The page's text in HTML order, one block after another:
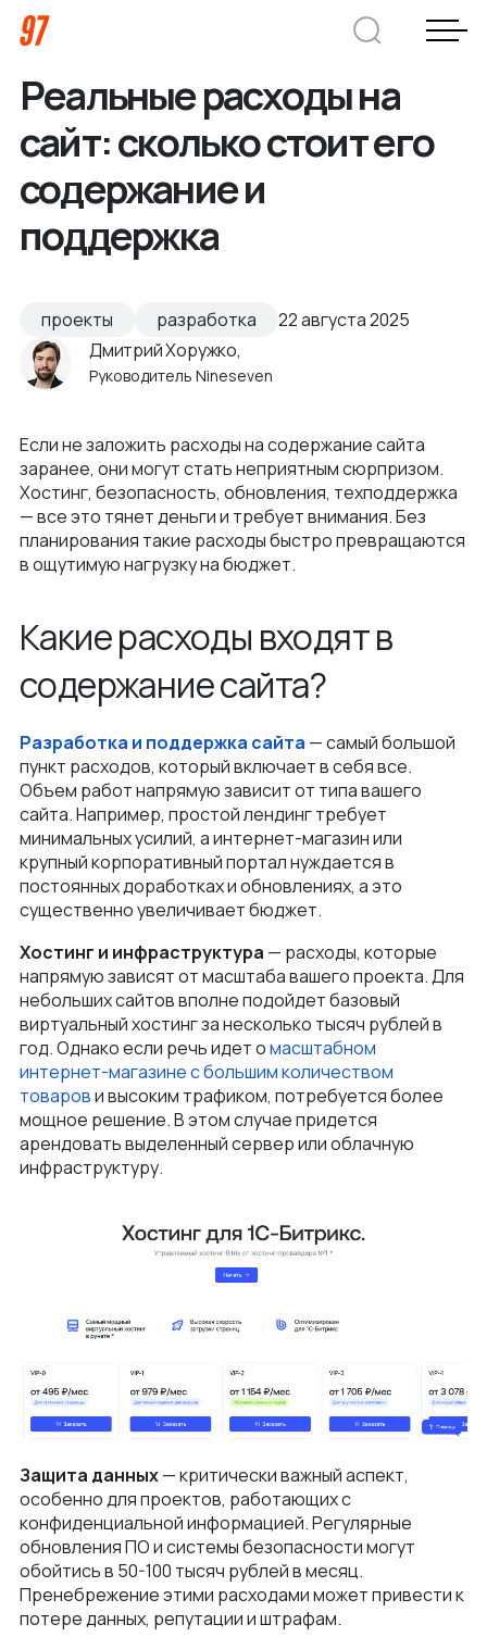
Дмитрий Хоружко
CEO Nineseven
Оставить заявку
Кейсы
Компания
Преимущества
Как мы ведем проекты
Новости
Отзывы
Контакты
Заказная веб-разработка
Интеграции и омниканальность
Интеграция в вашу команду
Платформа e-commerce на Laravel
Разработка на 1С‑Битрикс
Разработка конфигураторов
Интернет-магазин для селлеров WB и Ozon
Отрасли
Автодилеры
Финансы
Телеком
Блог
+375 (29) 32-78-146
info@nineseven.ru
Москва, 2-я Тверская-Ямская 18, помещ.
7/2
Реальные расходы на
сайт: сколько стоит его
содержание и
поддержка
проекты разработка
22 августа 2025
Дмитрий Хоружко,
Руководитель Nineseven
Если не заложить расходы на содержание сайта
заранее, они могут стать неприятным сюрпризом.
Хостинг, безопасность, обновления, техподдержка
— все это тянет деньги и требует внимания. Без
планирования такие расходы быстро превращаются
в ощутимую нагрузку на бюджет.
Какие расходы входят в
содержание сайта?
Разработка и поддержка сайта — самый большой
пункт расходов, который включает в себя все.
Объем работ напрямую зависит от типа вашего
сайта. Например, простой лендинг требует
минимальных усилий, а интернет-магазин или
крупный корпоративный портал нуждается в
постоянных доработках и обновлениях, а это
существенно увеличивает бюджет.
Хостинг и инфраструктура — расходы, которые
напрямую зависят от масштаба вашего проекта. Для
небольших сайтов вполне подойдет базовый
виртуальный хостинг за несколько тысяч рублей в
год. Однако если речь идет омасштабном
интернет-магазине с большим количеством
товарови высоким трафиком, потребуется более
мощное решение. В этом случае придется
арендовать выделенный сервер или облачную
инфраструктуру.
Защита данных— критически важный аспект,
особенно для проектов, работающих с
конфиденциальной информацией. Регулярные
обновления ПО и системы безопасности могут
обойтись в 50-100 тысяч рублей в месяц.
Пренебрежение этими расходами может привести к
потере данных, репутации и штрафам.